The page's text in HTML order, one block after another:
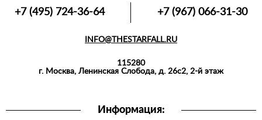
ФУТБОЛКИ,
МАЙКИ,
СПОРТИВНАЯ
ОДЕЖДА
Информация:
+7 (495) 724-36-64 +7 (967) 066-31-30
INFO@THESTARFALL.RU
115280
г. Москва, Ленинская Слобода, д. 26с2, 2-й этаж